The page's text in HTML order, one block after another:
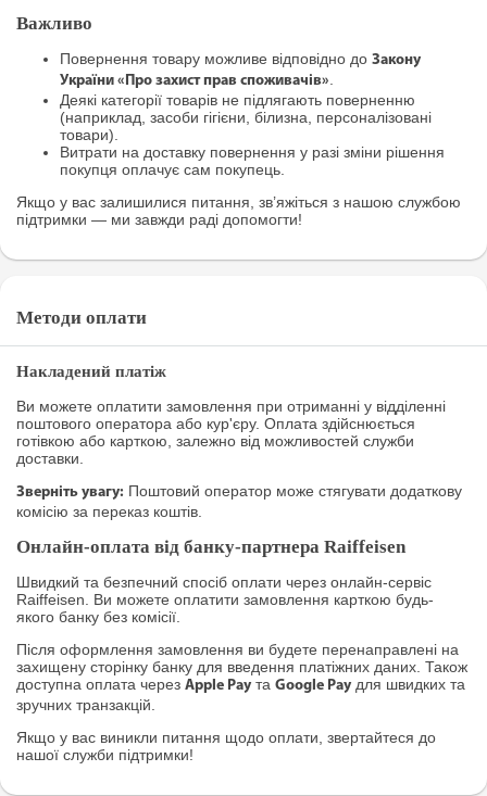
Важливо
Повернення товару можливе відповідно до Закону
України «Про захист прав споживачів».
Деякі категорії товарів не підлягають поверненню
(наприклад, засоби гігієни, білизна, персоналізовані
товари).
Витрати на доставку повернення у разі зміни рішення
покупця оплачує сам покупець.
Якщо у вас залишилися питання, зв’яжіться з нашою службою
підтримки — ми завжди раді допомогти!
Методи оплати
Накладений платіж
Ви можете оплатити замовлення при отриманні у відділенні
поштового оператора або кур'єру. Оплата здійснюється
готівкою або карткою, залежно від можливостей служби
доставки.
Зверніть увагу: Поштовий оператор може стягувати додаткову
комісію за переказ коштів.
Онлайн-оплата від банку-партнера Raiffeisen
Швидкий та безпечний спосіб оплати через онлайн-сервіс
Raiffeisen. Ви можете оплатити замовлення карткою будь-
якого банку без комісії.
Після оформлення замовлення ви будете перенаправлені на
захищену сторінку банку для введення платіжних даних. Також
доступна оплата через Apple Pay та Google Pay для швидких та
зручних транзакцій.
Якщо у вас виникли питання щодо оплати, звертайтеся до
нашої служби підтримки!